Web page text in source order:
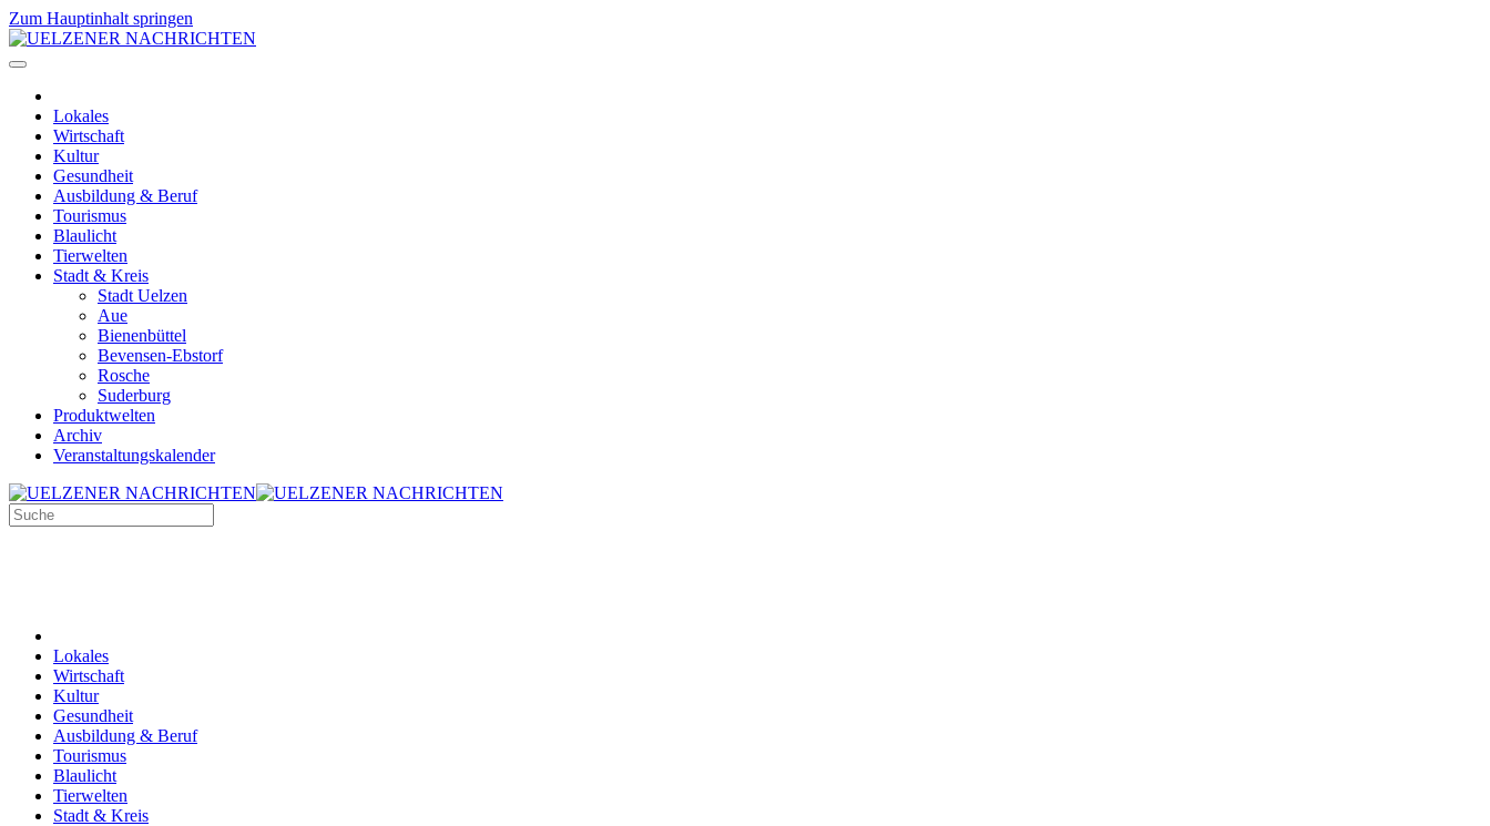
Zum Hauptinhalt springen
Lokales
Wirtschaft
Kultur
Gesundheit
Ausbildung & Beruf
Tourismus
Blaulicht
Tierwelten
Stadt & Kreis
Stadt Uelzen
Aue
Bienenbüttel
Bevensen-Ebstorf
Rosche
Suderburg
Produktwelten
Archiv
Veranstaltungskalender
Lokales
Wirtschaft
Kultur
Gesundheit
Ausbildung & Beruf
Tourismus
Blaulicht
Tierwelten
Stadt & Kreis